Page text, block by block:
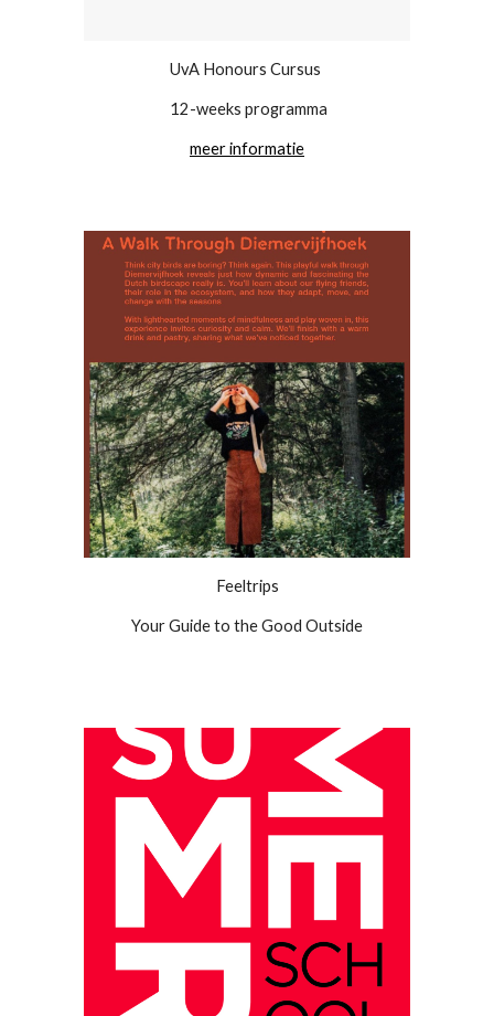
UvA Honours Cursus
12-weeks programma
meer informatie
Feeltrips
Your Guide to the Good Outside